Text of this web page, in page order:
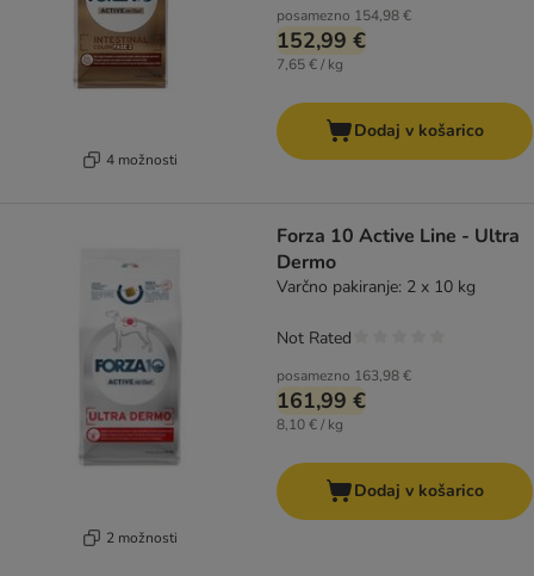
4 možnosti
posamezno 154,98 €
152,99 €
7,65 € / kg
Dodaj v košarico
2 možnosti
Forza 10 Active Line - Ultra
Dermo
Varčno pakiranje: 2 x 10 kg
posamezno 163,98 €
161,99 €
8,10 € / kg
Not Rated
Dodaj v košarico